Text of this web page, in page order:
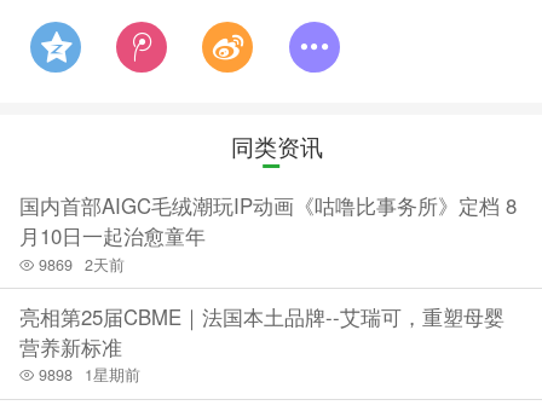
同类资讯
国内首部AIGC毛绒潮玩IP动画《咕噜比事务所》定档 8
月10日一起治愈童年
9869 2天前
亮相第25届CBME｜法国本土品牌--艾瑞可，重塑母婴
营养新标准
9898 1星期前